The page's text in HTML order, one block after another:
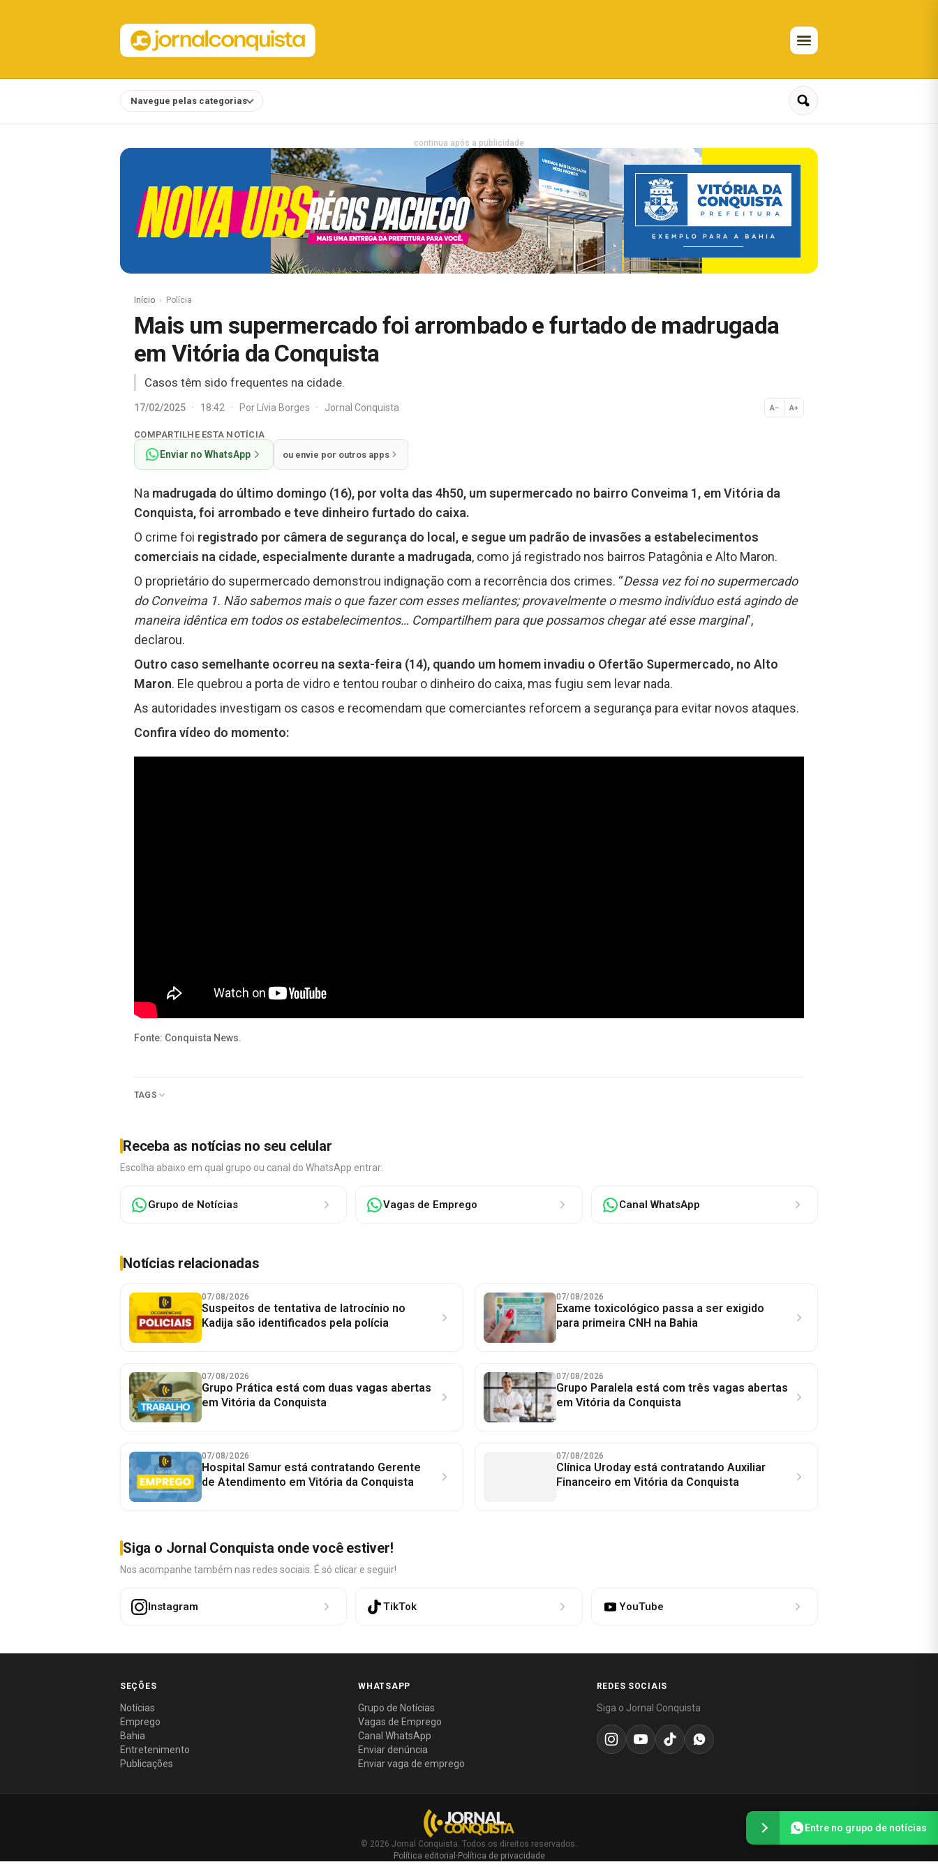
Navegue pelas categorias
continua após a publicidade
Início Polícia
Mais um supermercado foi arrombado e furtado de madrugada
em Vitória da Conquista
Casos têm sido frequentes na cidade.
17/02/2025 · 18:42 · PorLívia Borges · Jornal Conquista A− A+
Normal
COMPARTILHE ESTA NOTÍCIA
Enviar no WhatsApp ou envie por outros apps
Na madrugada do último domingo (16), por volta das 4h50, um supermercado no bairro Conveima 1, em Vitória da
Conquista, foi arrombado e teve dinheiro furtado do caixa.
O crime foi registrado por câmera de segurança do local, e segue um padrão de invasões a estabelecimentos
comerciais na cidade, especialmente durante a madrugada, como já registrado nos bairros Patagônia e Alto Maron.
O proprietário do supermercado demonstrou indignação com a recorrência dos crimes. “Dessa vez foi no supermercado
do Conveima 1. Não sabemos mais o que fazer com esses meliantes; provavelmente o mesmo indivíduo está agindo de
maneira idêntica em todos os estabelecimentos… Compartilhem para que possamos chegar até esse marginal”,
declarou.
Outro caso semelhante ocorreu na sexta-feira (14), quando um homem invadiu o Ofertão Supermercado, no Alto
Maron. Ele quebrou a porta de vidro e tentou roubar o dinheiro do caixa, mas fugiu sem levar nada.
As autoridades investigam os casos e recomendam que comerciantes reforcem a segurança para evitar novos ataques.
Confira vídeo do momento:
Fonte: Conquista News.
TAGS
Receba as notícias no seu celular
Escolha abaixo em qual grupo ou canal do WhatsApp entrar:
Grupo de Notícias Vagas de Emprego Canal WhatsApp
Notícias relacionadas
07/08/2026
Suspeitos de tentativa de latrocínio no
Kadija são identificados pela polícia
07/08/2026
Exame toxicológico passa a ser exigido
para primeira CNH na Bahia
07/08/2026
Grupo Prática está com duas vagas abertas
em Vitória da Conquista
07/08/2026
Grupo Paralela está com três vagas abertas
em Vitória da Conquista
07/08/2026
Hospital Samur está contratando Gerente
de Atendimento em Vitória da Conquista
07/08/2026
Clínica Uroday está contratando Auxiliar
Financeiro em Vitória da Conquista
Siga o Jornal Conquista onde você estiver!
Nos acompanhe também nas redes sociais. É só clicar e seguir!
Instagram TikTok YouTube
SEÇÕES
Notícias
Emprego
Bahia
Entretenimento
Publicações
WHATSAPP
Grupo de Notícias
Vagas de Emprego
Canal WhatsApp
Enviar denúncia
Enviar vaga de emprego
REDES SOCIAIS
Siga o Jornal Conquista
© 2026 Jornal Conquista. Todos os direitos reservados.
Política editorial · Política de privacidade
Entre no grupo de notícias